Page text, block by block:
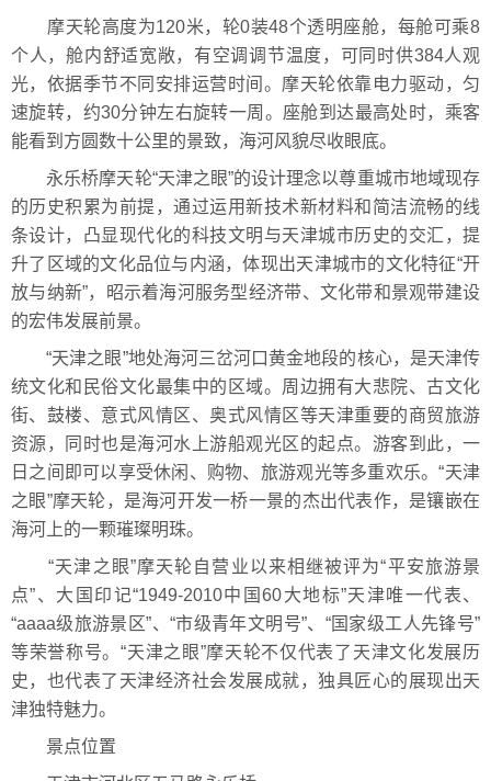
摩天轮高度为120米，轮0装48个透明座舱，每舱可乘8
个人，舱内舒适宽敞，有空调调节温度，可同时供384人观
光，依据季节不同安排运营时间。摩天轮依靠电力驱动，匀
速旋转，约30分钟左右旋转一周。座舱到达最高处时，乘客
能看到方圆数十公里的景致，海河风貌尽收眼底。
永乐桥摩天轮“天津之眼”的设计理念以尊重城市地域现存
的历史积累为前提，通过运用新技术新材料和简洁流畅的线
条设计，凸显现代化的科技文明与天津城市历史的交汇，提
升了区域的文化品位与内涵，体现出天津城市的文化特征“开
放与纳新”，昭示着海河服务型经济带、文化带和景观带建设
的宏伟发展前景。
“天津之眼”地处海河三岔河口黄金地段的核心，是天津传
统文化和民俗文化最集中的区域。周边拥有大悲院、古文化
街、鼓楼、意式风情区、奥式风情区等天津重要的商贸旅游
资源，同时也是海河水上游船观光区的起点。游客到此，一
日之间即可以享受休闲、购物、旅游观光等多重欢乐。“天津
之眼”摩天轮，是海河开发一桥一景的杰出代表作，是镶嵌在
海河上的一颗璀璨明珠。
“天津之眼”摩天轮自营业以来相继被评为“平安旅游景
点”、大国印记“1949-2010中国60大地标”天津唯一代表、
“aaaa级旅游景区”、“市级青年文明号”、“国家级工人先锋号”
等荣誉称号。“天津之眼”摩天轮不仅代表了天津文化发展历
史，也代表了天津经济社会发展成就，独具匠心的展现出天
津独特魅力。
景点位置